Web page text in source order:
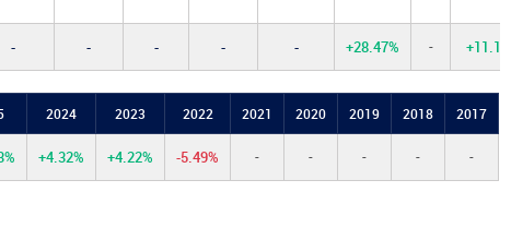
- - - - - +28.47% - +11.12%
2024 2023 2022 2021 2020 2019 2018 2017
+4.32% +4.22% -5.49% - - - - -